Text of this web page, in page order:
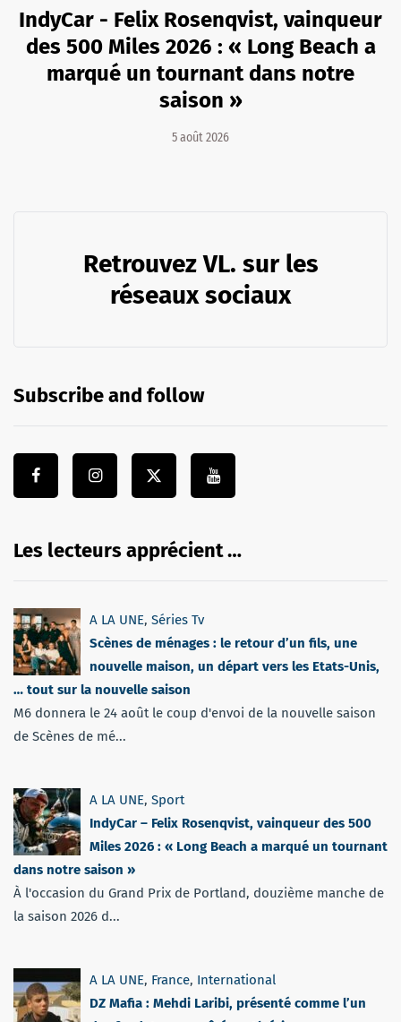
IndyCar - Felix Rosenqvist, vainqueur
des 500 Miles 2026 : « Long Beach a
marqué un tournant dans notre
saison »
5 août 2026
Retrouvez VL. sur les
réseaux sociaux
Subscribe and follow
Les lecteurs apprécient …
A LA UNE, Séries Tv
Scènes de ménages : le retour d’un fils, une
nouvelle maison, un départ vers les Etats-Unis,
… tout sur la nouvelle saison
M6 donnera le 24 août le coup d'envoi de la nouvelle saison
de Scènes de mé...
A LA UNE, Sport
IndyCar – Felix Rosenqvist, vainqueur des 500
Miles 2026 : « Long Beach a marqué un tournant
dans notre saison »
À l'occasion du Grand Prix de Portland, douzième manche de
la saison 2026 d...
A LA UNE, France, International
DZ Mafia : Mehdi Laribi, présenté comme l’un